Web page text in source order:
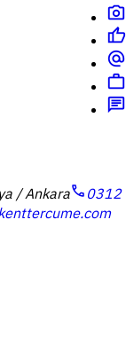
photo_camera
thumb_up
alternate_email
work
chat
/ Ankaracall 0312